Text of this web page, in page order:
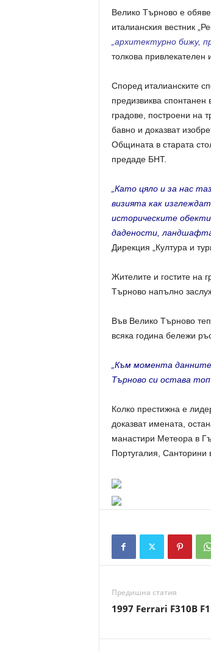
Велико Търново е
италианския вестник
„архитектурно бижу,
толкова привлекателен
Според италианските
предизвиква спонтанен
градове, построени на
бавно и доказват
Общината в старата
предаде БНТ.
„Като цяло и за нас
визията как
историческите
дадености,
Дирекция „Култура и
Жителите и гостите на
Търново напълно
Във Велико Търново
всяка година бележи
„Към момента
Търново си остава
Колко престижна е
доказват имената,
манастири Метеора в
Португалия, Санторини
Предишна статия
1997 Ferrari F310B F1